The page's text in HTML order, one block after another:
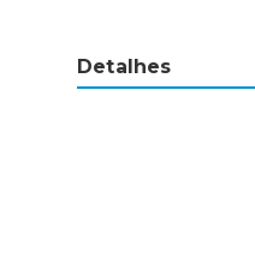
Detalhes